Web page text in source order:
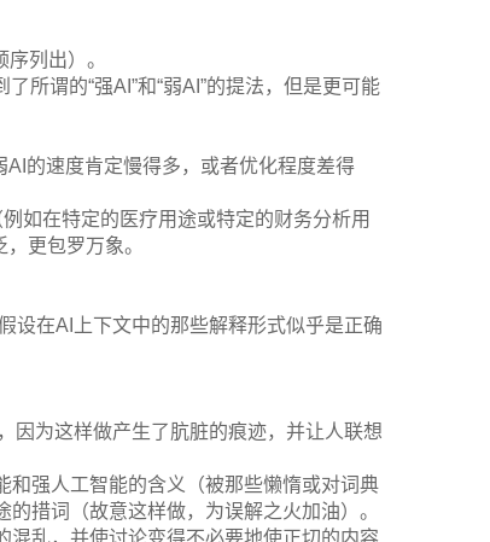
列出）。
所谓的“强AI”和“弱AI”的提法，但是更可能
的速度肯定慢得多，或者优化程度差得
如在特定的医疗用途或特定的财务分析用
更包罗万象。
设在AI上下文中的那些解释形式似乎是正确
因为这样做产生了肮脏的痕迹，并让人联想
和强人工智能的含义（被那些懒惰或对词典
措词（故意这样做，为误解之火加油）。
乱，并使讨论变得不必要地使正切的内容